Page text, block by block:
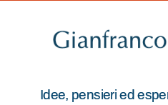
Idee, pensieri ed